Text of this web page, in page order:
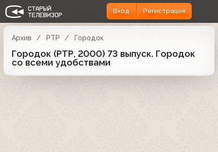
Вход Регистрация
Архив РТР Городок
Городок (РТР, 2000) 73 выпуск. Городок
со всеми удобствами